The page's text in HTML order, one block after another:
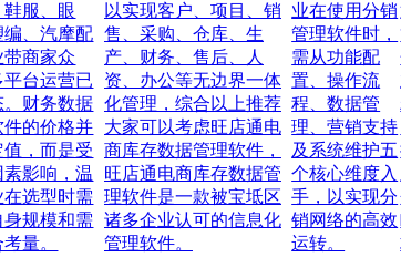
鞋服、眼
编、汽摩配
带商家众
平台运营已
。财务数据
件的价格并
值，而是受
素影响，温
在选型时需
身规模和需
量。
以实现客户、项目、销
售、采购、仓库、生
产、财务、售后、人
资、办公等无边界一体
化管理，综合以上推荐
大家可以考虑旺店通电
商库存数据管理软件，
旺店通电商库存数据管
理软件是一款被宝坻区
诸多企业认可的信息化
管理软件。
业在使用分销
管理软件时，
需从功能配
置、操作流
程、数据管
理、营销支持
及系统维护五
个核心维度入
手，以实现分
销网络的高效
运转。